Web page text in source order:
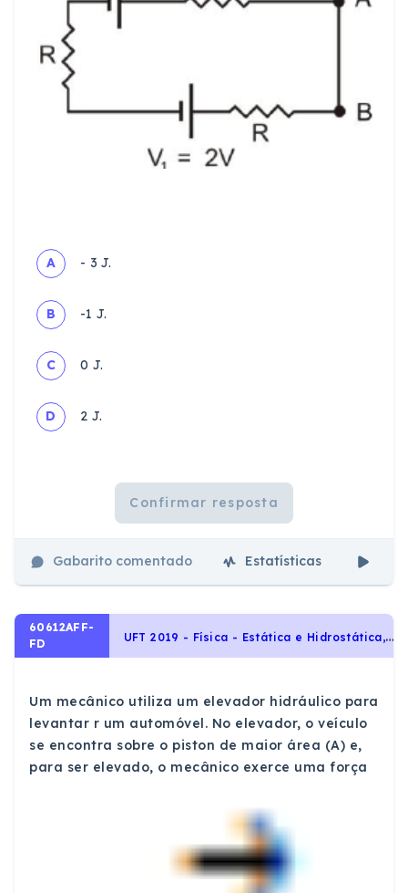
A - 3 J.
B -1 J.
C 0 J.
D 2 J.
Confirmar resposta
Gabarito comentado Estatísticas
60612AFF-
FD
U
FT 2019 - Física - Estática e Hidrostática, Pressão, Dinâmica, Leis de Newton, Trabalho e Energia
Um mecânico utiliza um elevador hidráulico para
levantar r um automóvel. No elevador, o veículo
se encontra sobre o piston de maior área (A) e,
para ser elevado, o mecânico exerce uma força